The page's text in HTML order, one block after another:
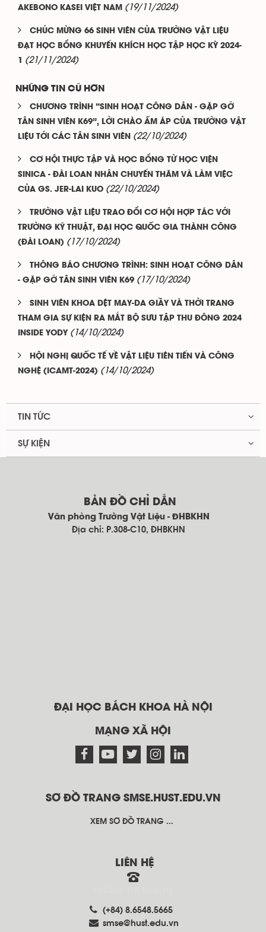
AKEBONO KASEI VIỆT NAM (19/11/2024)
CHÚC MỪNG 66 SINH VIÊN CỦA TRƯỜNG VẬT LIỆU
ĐẠT HỌC BỔNG KHUYẾN KHÍCH HỌC TẬP HỌC KỲ 2024-
1
(21/11/2024)
NHỮNG TIN CŨ HƠN
CHƯƠNG TRÌNH “SINH HOẠT CÔNG DÂN - GẶP GỠ
TÂN SINH VIÊN K69”, LỜI CHÀO ẤM ÁP CỦA TRƯỜNG VẬT
LIỆU TỚI CÁC TÂN SINH VIÊN
(22/10/2024)
CƠ HỘI THỰC TẬP VÀ HỌC BỔNG TỪ HỌC VIỆN
SINICA - ĐÀI LOAN NHÂN CHUYẾN THĂM VÀ LÀM VIỆC
CỦA GS. JER-LAI KUO (22/10/2024)
TRƯỜNG VẬT LIỆU TRAO ĐỔI CƠ HỘI HỢP TÁC VỚI
TRƯỜNG KỸ THUẬT, ĐẠI HỌC QUỐC GIA THÀNH CÔNG
(ĐÀI LOAN) (17/10/2024)
THÔNG BÁO CHƯƠNG TRÌNH: SINH HOẠT CÔNG DÂN
- GẶP GỠ TÂN SINH VIÊN K69 (17/10/2024)
SINH VIÊN KHOA DỆT MAY-DA GIẦY VÀ THỜI TRANG
THAM GIA SỰ KIỆN RA MẮT BỘ SƯU TẬP THU ĐÔNG 2024
INSIDE YODY (14/10/2024)
HỘI NGHỊ QUỐC TẾ VỀ VẬT LIỆU TIÊN TIẾN VÀ CÔNG
NGHỆ (ICAMT-2024) (14/10/2024)
TIN TỨC
SỰ KIỆN
BẢN ĐỒ CHỈ DẪN
Văn phòng Trường Vật Liệu - ĐHBKHN
Địa chỉ: P.308-C10, ĐHBKHN
ĐẠI HỌC BÁCH KHOA HÀ NỘI
MẠNG XÃ HỘI
SƠ ĐỒ TRANG SMSE.HUST.EDU.VN
XEM SƠ ĐỒ TRANG ...
LIÊN HỆ
(+84) 8.6548.5665
smse@hust.edu.vn